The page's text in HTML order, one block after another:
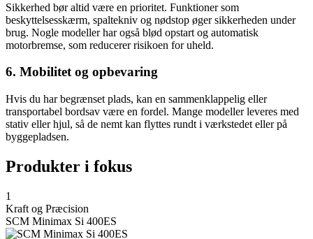
Sikkerhed bør altid være en prioritet. Funktioner som
beskyttelsesskærm, spaltekniv og nødstop øger sikkerheden under
brug. Nogle modeller har også blød opstart og automatisk
motorbremse, som reducerer risikoen for uheld.
6. Mobilitet og opbevaring
Hvis du har begrænset plads, kan en sammenklappelig eller
transportabel bordsav være en fordel. Mange modeller leveres med
stativ eller hjul, så de nemt kan flyttes rundt i værkstedet eller på
byggepladsen.
Produkter i fokus
1
Kraft og Præcision
SCM Minimax Si 400ES